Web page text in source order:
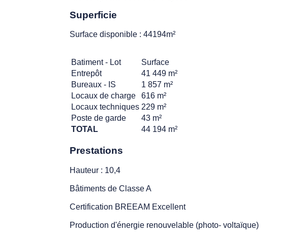
Superficie
Surface disponible : 44194m²
Batiment - Lot
Surface
Entrepôt
41 449 m²
Bureaux - IS
1 857 m²
Locaux de charge
616 m²
Locaux techniques 229 m²
Poste de garde
43 m²
TOTAL
44 194 m²
Prestations
Hauteur : 10,4
Bâtiments de Classe A
Certification BREEAM Excellent
Production d'énergie renouvelable (photo- voltaïque)